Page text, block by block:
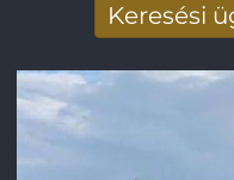
Keresési